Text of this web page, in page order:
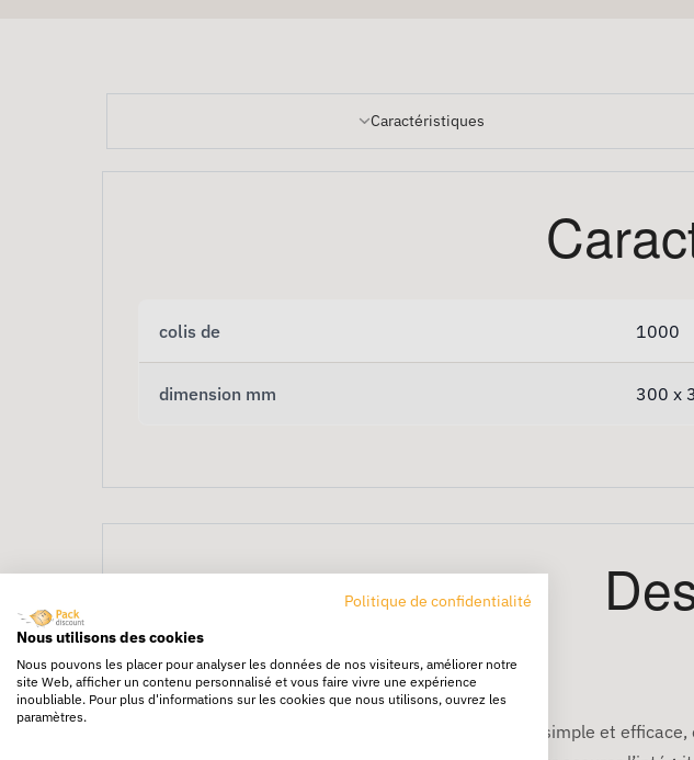
Caractéristiques
colis de 1000
dimension mm 300 x
Scellé Simple Seal
est un dispositif de sécurité simple et
Politique de confidentialité
Nous utilisons des cookies
Nous pouvons les placer pour analyser les données de nos visiteurs, améliorer notre
site Web, afficher un contenu personnalisé et vous faire vivre une expérience
inoubliable. Pour plus d'informations sur les cookies que nous utilisons, ouvrez les
paramètres.